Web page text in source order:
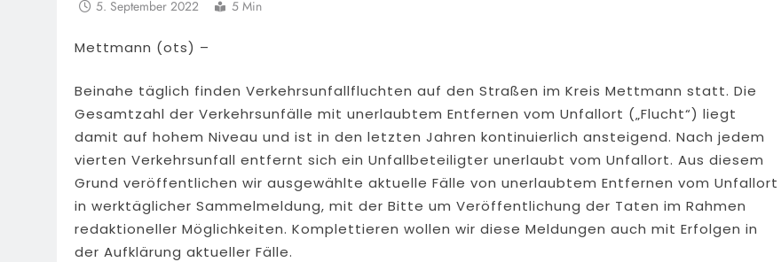
5. September 2022 5 Min
Mettmann (ots) –
Beinahe täglich finden Verkehrsunfallfluchten auf den Straßen im Kreis Mettmann statt. Die
Gesamtzahl der Verkehrsunfälle mit unerlaubtem Entfernen vom Unfallort („Flucht“) liegt
damit auf hohem Niveau und ist in den letzten Jahren kontinuierlich ansteigend. Nach jedem
vierten Verkehrsunfall entfernt sich ein Unfallbeteiligter unerlaubt vom Unfallort. Aus diesem
Grund veröffentlichen wir ausgewählte aktuelle Fälle von unerlaubtem Entfernen vom Unfallort
in werktäglicher Sammelmeldung, mit der Bitte um Veröffentlichung der Taten im Rahmen
redaktioneller Möglichkeiten. Komplettieren wollen wir diese Meldungen auch mit Erfolgen in
der Aufklärung aktueller Fälle.